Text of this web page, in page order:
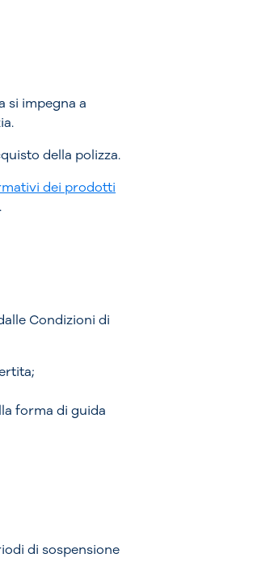
si impegna a
della polizza.
dei prodotti
.
Condizioni di
forma di guida
di sospensione